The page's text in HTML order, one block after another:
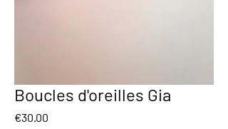
Boucles d'oreilles Gia
€30.00